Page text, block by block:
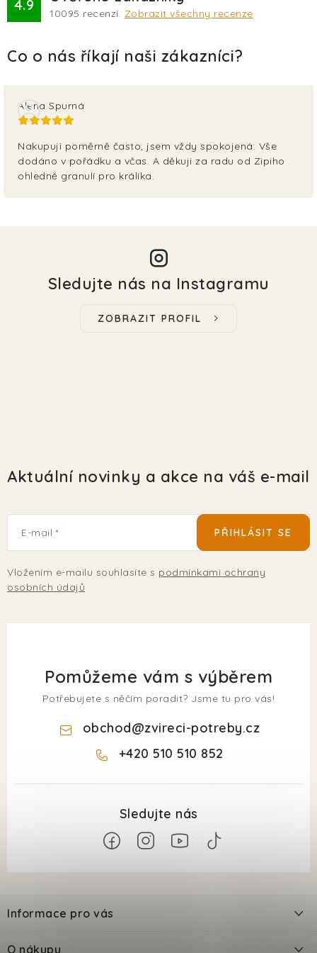
4.9 10095 recenzí. Zobrazit všechny recenze
Alena Spurná
Nakupuji poměrně často, jsem vždy spokojená. Vše
dodáno v pořádku a včas. A děkuji za radu od Zipiho
ohledně granulí pro králíka.
Sledujte nás na Instagramu
ZOBRAZIT PROFIL
Aktuální novinky a akce na váš e-mail
E-mail
Vložením e-mailu souhlasíte s podmínkami ochrany
osobních údajů
PŘIHLÁSIT SE
Pomůžeme vám s výběrem
Potřebujete s něčím poradit? Jsme tu pro vás!
obchod@zvireci-potreby.cz
+420 510 510 852
p
a
Informace pro vás
O nákupu